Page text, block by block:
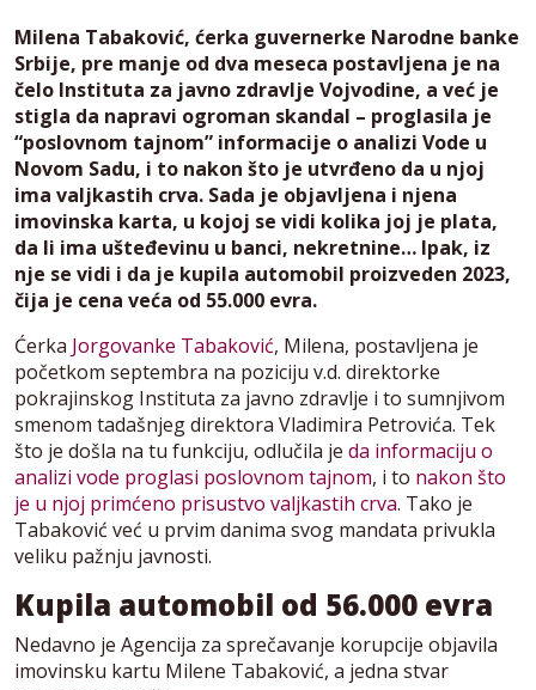
Milena Tabaković, ćerka guvernerke Narodne banke
Srbije, pre manje od dva meseca postavljena je na
čelo Instituta za javno zdravlje Vojvodine, a već je
stigla da napravi ogroman skandal – proglasila je
“poslovnom tajnom” informacije o analizi Vode u
Novom Sadu, i to nakon što je utvrđeno da u njoj
ima valjkastih crva. Sada je objavljena i njena
imovinska karta, u kojoj se vidi kolika joj je plata,
da li ima ušteđevinu u banci, nekretnine… Ipak, iz
nje se vidi i da je kupila automobil proizveden 2023,
čija je cena veća od 55.000 evra.
Ćerka Jorgovanke Tabaković, Milena, postavljena je
početkom septembra na poziciju v.d. direktorke
pokrajinskog Instituta za javno zdravlje i to sumnjivom
smenom tadašnjeg direktora Vladimira Petrovića. Tek
što je došla na tu funkciju, odlučila je da informaciju o
analizi vode proglasi poslovnom tajnom, i to nakon što
je u njoj primćeno prisustvo valjkastih crva. Tako je
Tabaković već u prvim danima svog mandata privukla
veliku pažnju javnosti.
Kupila automobil od 56.000 evra
Nedavno je Agencija za sprečavanje korupcije objavila
imovinsku kartu Milene Tabaković, a jedna stvar